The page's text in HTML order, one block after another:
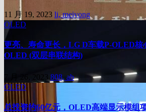
11 月 19, 2023 li, meiyong
OLED
更亮、寿命更长，LG D车载P-OLED
OLED (双层串联结构)
7 月 26, 2023 808, ab
OLED
总投资约60亿元，OLED高端显示模组